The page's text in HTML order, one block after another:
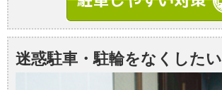
迷惑駐車・駐輪をなくしたい